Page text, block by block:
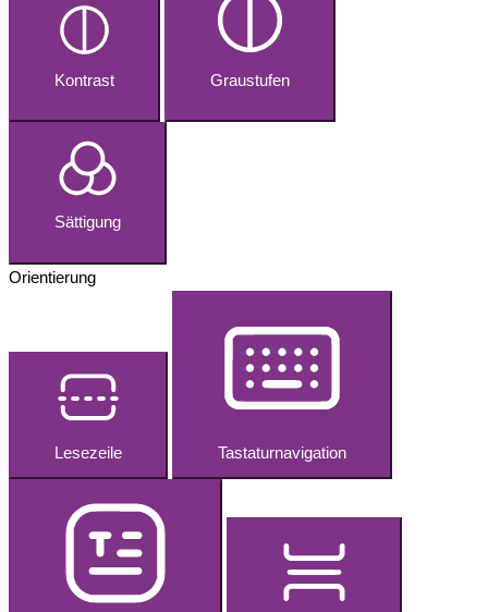
Kontrast Graustufen
Sättigung
Orientierung
Lesezeile Tastaturnavigation